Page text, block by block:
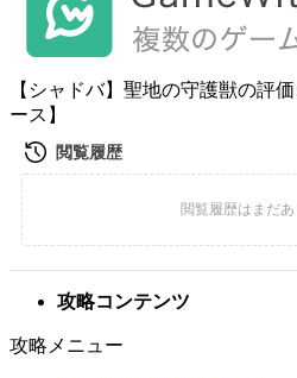
【シャドバ】聖地の守護獣の評
ース】
攻略コンテンツ
攻略メニュー